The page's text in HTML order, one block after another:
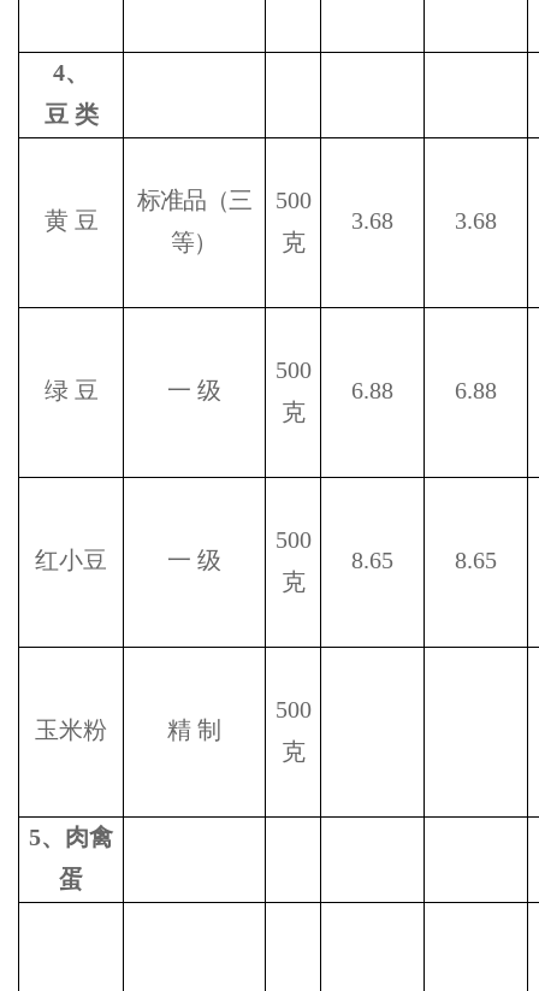
4、
豆 类
黄 豆
标准品（三
等）
500
克
3.68 3.68
绿 豆 一 级
500
克
6.88 6.88
红小豆 一 级
500
克
8.65 8.65
玉米粉 精 制
500
克
5、肉禽
蛋